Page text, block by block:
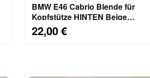
BMW E46 Cabrio Blende für
Kopfstütze HINTEN Beige
8231913
22,00 €